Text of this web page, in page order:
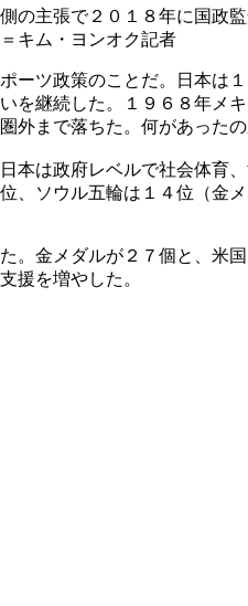
の主張で２０１８年に国
キム・ヨンオク記者
ーツ政策のことだ。日本
を継続した。１９６８年
外まで落ちた。何があったの
本は政府レベルで社会体
ソウル五輪は１４位（金
。金メダルが２７個と、米
援を増やした。